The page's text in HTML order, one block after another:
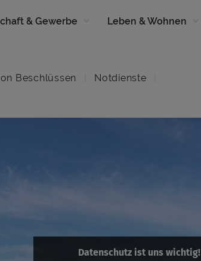
& Gewerbe Leben & Wohnen
Beschlüssen
Notdienste
Datenschutz ist uns wichtig!